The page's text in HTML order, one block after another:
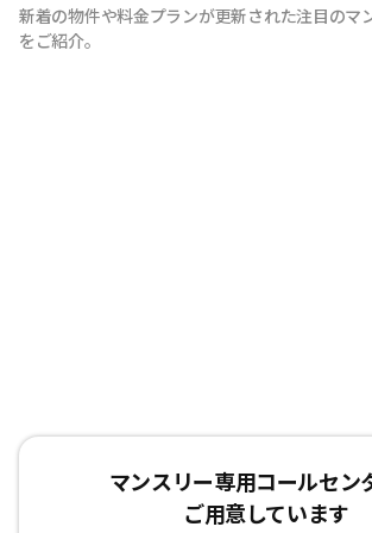
新着の物件や料金プランが更新された注目のマ
をご紹介。
マンスリー専用コールセン
ご用意しています